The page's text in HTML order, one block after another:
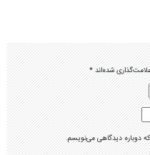
شده‌اند*
دوباره دیدگاهی می‌نویسم.